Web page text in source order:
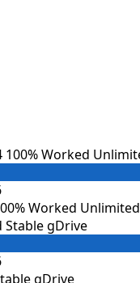
Worked Unlimited
gDrive